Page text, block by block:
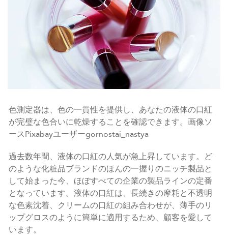
色測定器は、色の一貫性を提供し、あなたの液体の口紅
が完璧な色合いに乾燥することを確認できます。画像ソ
ースPixabayユーザーgornostai_nastya
過去数年間、液体の口紅の人気が急上昇しています。ど
のような化粧品ブランドのほんの一握りのニッチ製品と
して始まった今、ほぼすべての企業の製品ラインの定番
となっています。液体の口紅は、長続きの摩耗と不透明
な色素沈着、クリームの口紅の組み合わせが、薄手のリ
ップグロスのように簡単に適用するため、顧客を愛して
います。